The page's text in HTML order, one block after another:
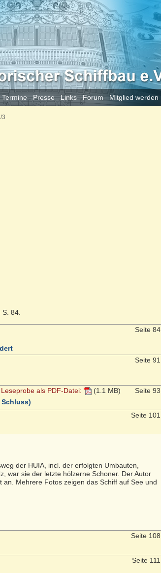
Termine Presse Links Forum Mitglied werden
3
84.
Seite 84
Seite 91
Leseprobe als PDF-Datei: (1.1 MB)
Seite 93
Schluss)
Seite 101
der HUIA, incl. der erfolgten Umbauten,
war sie der letzte hölzerne Schoner. Der Autor
Mehrere Fotos zeigen das Schiff auf See und
Seite 108
Seite 111